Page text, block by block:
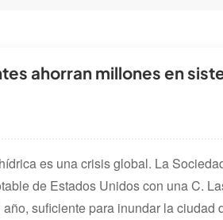
ahorran millones en
es una crisis global. La
de Estados Unidos con una C.
suficiente para inundar la ciudad